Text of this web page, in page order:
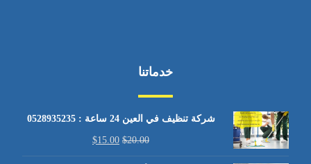
خدماتنا
شركة تنظيف في العين 24 ساعة : 0528935235
$20.00
$15.00